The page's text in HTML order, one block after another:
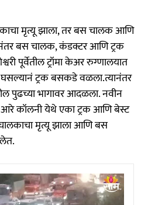
मृत्यू झाला, तर बस चालक आणि
बस चालक, कंडक्टर आणि ट्रक
पूर्वेतील ट्रॉमा केअर रुग्णालयात
ट्रक बसकडे वळला.त्यानंतर
पुढच्या भागावर आदळला. नवीन
आरे कॉलनी येथे एका ट्रक आणि बेस्ट
मृत्यू झाला आणि बस